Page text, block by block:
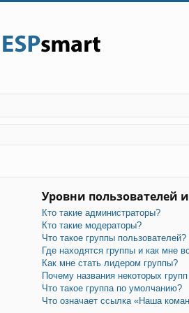
Уровни пользователей
Кто такие администраторы?
Кто такие модераторы?
Что такое группы пользователей?
Где находятся группы и как мне
Как мне стать лидером группы?
Почему названия некоторых
Что такое группа по умолчанию?
Что означает ссылка «Наша